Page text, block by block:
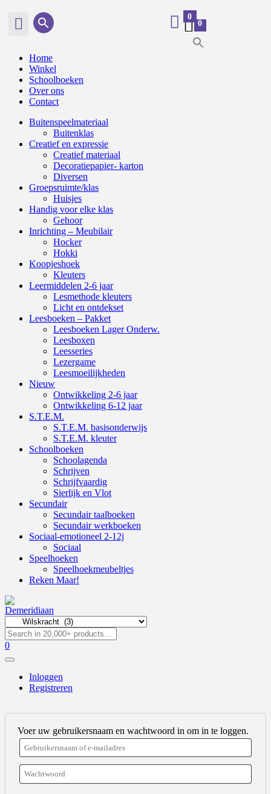
0
0
Home
Winkel
Schoolboeken
Over ons
Contact
Buitenspeelmateriaal
Buitenklas
Creatief en expressie
Creatief materiaal
Decoratiepapier- karton
Diversen
Groepsruimte/klas
Huisjes
Handig voor elke klas
Gehoor
Inrichting – Meubilair
Hocker
Hokki
Koopjeshoek
Kleuters
Leermiddelen 2-6 jaar
Lesmethode kleuters
Licht en ontdekset
Leesboeken – Pakket
Leesboeken Lager Onderw.
Leesboxen
Leesseries
Lezergame
Leesmoeilijkheden
Nieuw
Ontwikkeling 2-6 jaar
Ontwikkeling 6-12 jaar
S.T.E.M.
S.T.E.M. basisonderwijs
S.T.E.M. kleuter
Schoolboeken
Schoolagenda
Schrijven
Schrijfvaardig
Sierlijk en Vlot
Secundair
Secundair taalboeken
Secundair werkboeken
Sociaal-emotioneel 2-12j
Sociaal
Speelhoeken
Speelhoekmeubeltjes
Reken Maar!
0
Inloggen
Registreren
Voer uw gebruikersnaam en wachtwoord in om in te loggen.